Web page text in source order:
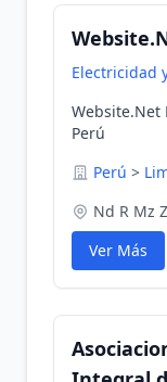
Electricidad
Website.Net
Perú
Perú >
Nd R Mz
Ver Más